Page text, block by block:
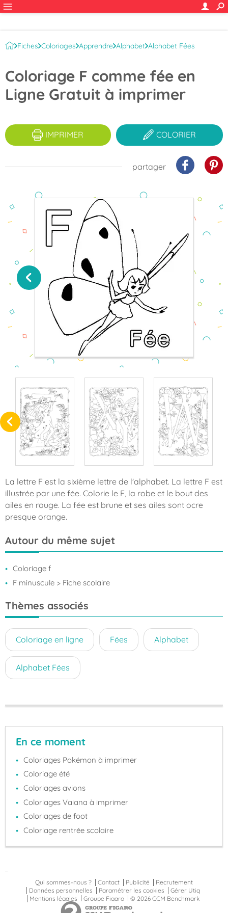
Fiches Coloriages Apprendre Alphabet Alphabet Fées
Coloriage F comme fée en
Ligne Gratuit à imprimer
IMPRIMER COLORIER
partager
La lettre F est la sixième lettre de l'alphabet. La lettre F est
illustrée par une fée. Colorie le F, la robe et le bout des
ailes en rouge. La fée est brune et ses ailes sont ocre
presque orange.
Autour du même sujet
Coloriage f
F minuscule > Fiche scolaire
Thèmes associés
Coloriage en ligne Fées Alphabet
Alphabet Fées
En ce moment
Coloriages Pokémon à imprimer
Coloriage été
Coloriages avions
Coloriages Vaiana à imprimer
Coloriages de foot
Coloriage rentrée scolaire
Qui sommes-nous ?
Contact Publicité
Recrutement
Données personnelles
Paramétrer les cookies
Gérer Utiq
Mentions légales
Groupe Figaro © 2026 CCM Benchmark